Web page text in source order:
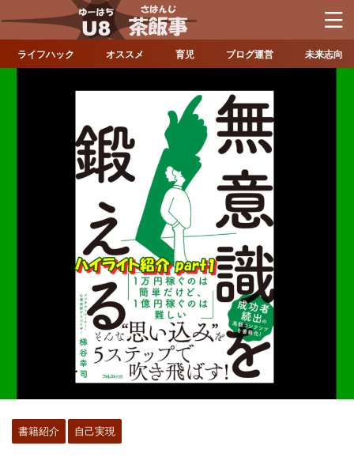
ライフハック オススメ 育児 ブログ運営 未来志向
書籍紹介 自己実現